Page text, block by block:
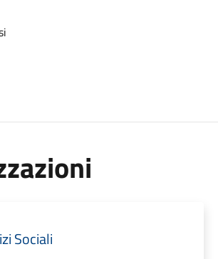
Sociali